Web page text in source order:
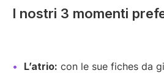
I nostri 3 momenti
L’atrio: con le sue fiches da